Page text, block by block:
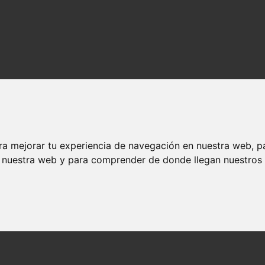
mejorar tu experiencia de navegación en nuestra web,
web y para comprender de donde llegan